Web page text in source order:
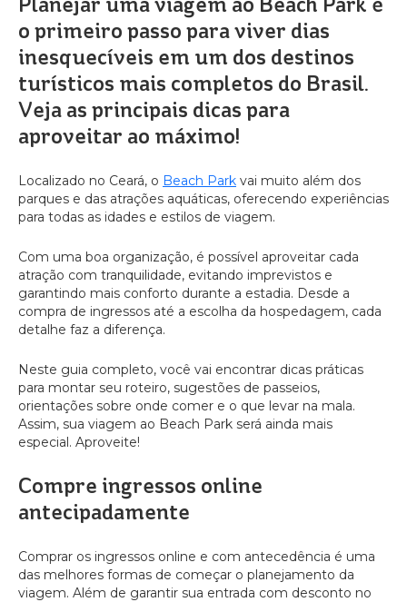
o primeiro passo para viver dias
inesquecíveis em um dos destinos
turísticos mais completos do Brasil.
Veja as principais dicas para
aproveitar ao máximo!
Localizado no Ceará, o Beach Park vai muito além dos
parques e das atrações aquáticas, oferecendo experiências
para todas as idades e estilos de viagem.
Com uma boa organização, é possível aproveitar cada
atração com tranquilidade, evitando imprevistos e
garantindo mais conforto durante a estadia. Desde a
compra de ingressos até a escolha da hospedagem, cada
detalhe faz a diferença.
Neste guia completo, você vai encontrar dicas práticas
para montar seu roteiro, sugestões de passeios,
orientações sobre onde comer e o que levar na mala.
Assim, sua viagem ao Beach Park será ainda mais
especial. Aproveite!
Compre ingressos online
antecipadamente
Comprar os ingressos online e com antecedência é uma
das melhores formas de começar o planejamento da
viagem. Além de garantir sua entrada com desconto no